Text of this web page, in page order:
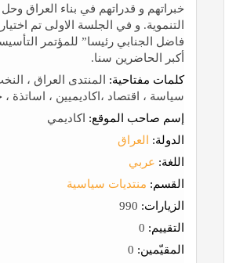
خبراتهم و قدراتهم في بناء العراق
التنموية. و في الجلسة الاولى تم اختيار
فاضل الجنابي رئيسا” للمؤتمر
أكبر الحاضرين سنا.
كلمات مفتاحية: المنتدى العراق ،
سياسة ، اقتصاد ،اكاديميين ، اساتذة
إسم صاحب الموقع: اكاديمي
الدولة:
العراق
اللغة: عربي
القسم: منتديات سياسية
الزيارات:
التقييم:
المقيّمين: